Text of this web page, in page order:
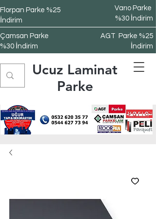
Florpan Parke %25
İndirim
Varıo Parke
%30 İndirim
Çamsan Parke
%30 İndirim
AGT Parke %25
İndirim
Ucuz Laminat
Parke